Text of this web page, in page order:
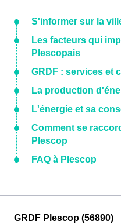
S'informer sur la
Les facteurs qui
Plescopais
GRDF : services et
La production
L'énergie et sa
Comment se
Plescop
FAQ à Plescop
GRDF Plescop (56890)